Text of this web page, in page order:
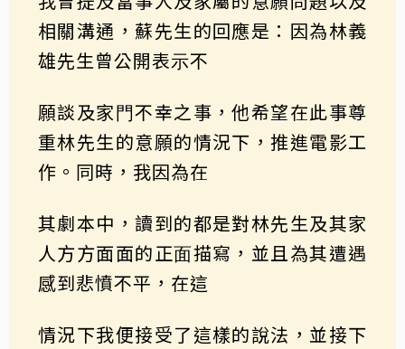
相關溝通，蘇先⽣的回應是：因為林義
雄先⽣曾公開表⽰不
願談及家⾨不幸之事，他希望在此事尊
重林先⽣的意願的情況下，推進電影工
作。同時，我因為在
其劇本中，讀到的都是對林先⽣及其家
人方方面面的正⾯描寫，並且為其遭遇
感到悲憤不平，在這
情況下我便接受了這樣的說法，並接下